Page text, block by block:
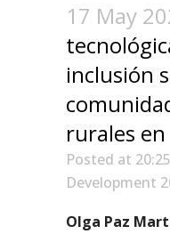
17 May
inclusión
rurales
Posted at
Development
Olga Paz